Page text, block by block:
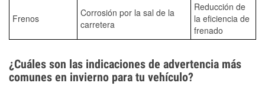
Frenos
Corrosión por la sal de la
carretera
Reducción de
la eficiencia de
frenado
¿Cuáles son las indicaciones de advertencia más
comunes en invierno para tu vehículo?